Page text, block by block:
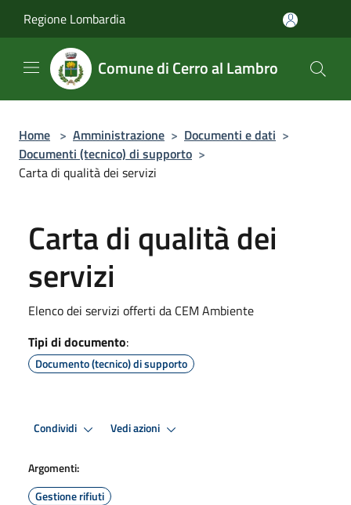
Regione Lombardia
Comune di Cerro al Lambro
Home > Amministrazione > Documenti e dati >
Documenti (tecnico) di supporto >
Carta di qualità dei servizi
Carta di qualità dei
servizi
Elenco dei servizi offerti da CEM Ambiente
Tipi di documento:
Documento (tecnico) di supporto
Condividi Vedi azioni
Argomenti:
Gestione rifiuti